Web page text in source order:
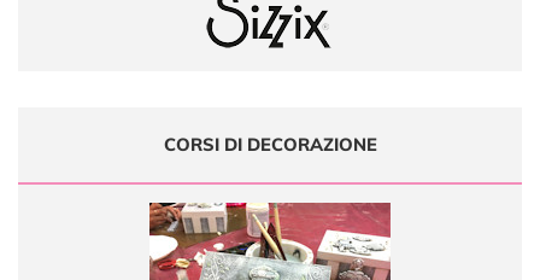
CORSI DI DECORAZIONE